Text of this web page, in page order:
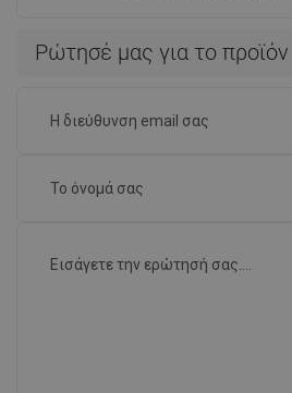
Ρώτησέ μας για το προϊόν